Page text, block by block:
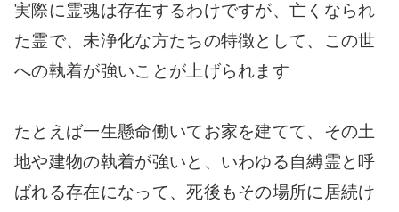
実際に霊魂は存在するわけですが、亡くなられ
た霊で、未浄化な方たちの特徴として、この世
への執着が強いことが上げられます
たとえば一生懸命働いてお家を建てて、その土
地や建物の執着が強いと、いわゆる自縛霊と呼
ばれる存在になって、死後もその場所に居続け